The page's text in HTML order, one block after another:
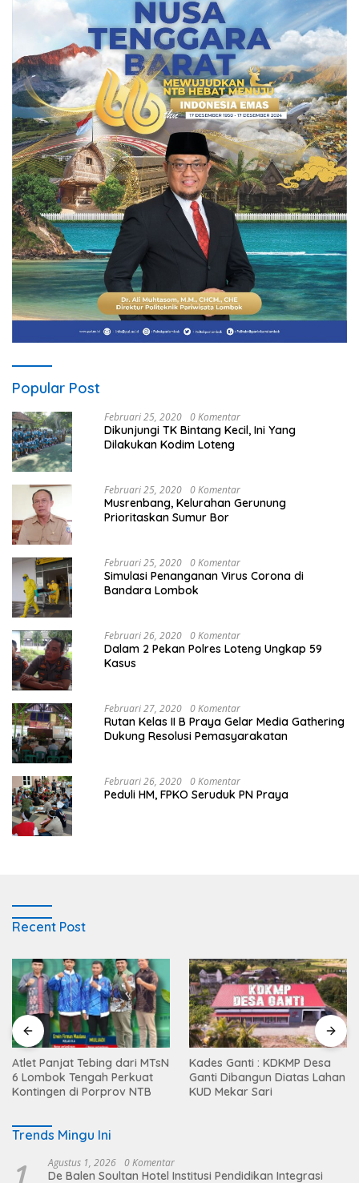
Popular Post
Februari 25, 2020 0 Komentar
Dikunjungi TK Bintang Kecil, Ini Yang
Dilakukan Kodim Loteng
Februari 25, 2020 0 Komentar
Musrenbang, Kelurahan Gerunung
Prioritaskan Sumur Bor
Februari 25, 2020 0 Komentar
Simulasi Penanganan Virus Corona di
Bandara Lombok
Februari 26, 2020 0 Komentar
Dalam 2 Pekan Polres Loteng Ungkap 59
Kasus
Februari 27, 2020 0 Komentar
Rutan Kelas II B Praya Gelar Media Gathering
Dukung Resolusi Pemasyarakatan
Februari 26, 2020 0 Komentar
Peduli HM, FPKO Seruduk PN Praya
Recent Post
Atlet Panjat Tebing dari MTsN
6 Lombok Tengah Perkuat
Kontingen di Porprov NTB
Kades Ganti : KDKMP Desa
Ganti Dibangun Diatas Lahan
KUD Mekar Sari
Trends Mingu Ini
Agustus 1, 2026 0 Komentar
De Balen Soultan Hotel Institusi Pendidikan Integrasi